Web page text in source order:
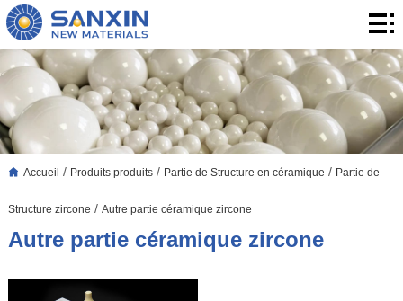
Accueil
Produits
produits
Application
Le
Accueil / Produits produits/ Partie de Structure en céramique / Partie de
Structure zircone / Autre partie céramique zircone
Autre partie céramique zircone